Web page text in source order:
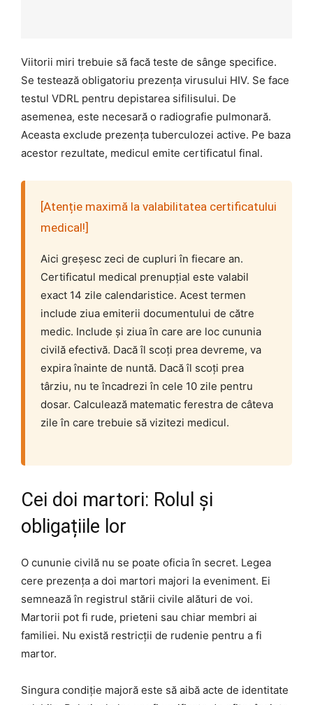
Viitorii miri trebuie să facă teste de sânge specifice.
Se testează obligatoriu prezența virusului HIV. Se face
testul VDRL pentru depistarea sifilisului. De
asemenea, este necesară o radiografie pulmonară.
Aceasta exclude prezența tuberculozei active. Pe baza
acestor rezultate, medicul emite certificatul final.
[Atenție maximă la valabilitatea certificatului
medical!]
Aici greșesc zeci de cupluri în fiecare an.
Certificatul medical prenupțial este valabil
exact 14 zile calendaristice. Acest termen
include ziua emiterii documentului de către
medic. Include și ziua în care are loc cununia
civilă efectivă. Dacă îl scoți prea devreme, va
expira înainte de nuntă. Dacă îl scoți prea
târziu, nu te încadrezi în cele 10 zile pentru
dosar. Calculează matematic ferestra de câteva
zile în care trebuie să vizitezi medicul.
Cei doi martori: Rolul și
obligațiile lor
O cununie civilă nu se poate oficia în secret. Legea
cere prezența a doi martori majori la eveniment. Ei
semnează în registrul stării civile alături de voi.
Martorii pot fi rude, prieteni sau chiar membri ai
familiei. Nu există restricții de rudenie pentru a fi
martor.
Singura condiție majoră este să aibă acte de identitate